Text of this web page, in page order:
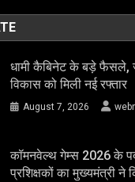
धामी कैबिनेट के बड़े
विकास को मिली नई रफ्तार
August 7, 2026
कॉमनवेल्थ गेम्स 2026 के
प्रशिक्षकों का मुख्यमंत्री ने